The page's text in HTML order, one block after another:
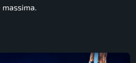
massima.